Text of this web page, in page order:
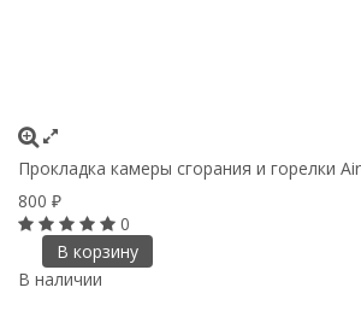
Прокладка камеры сгорания и горелки
800 ₽
0
В корзину
В наличии